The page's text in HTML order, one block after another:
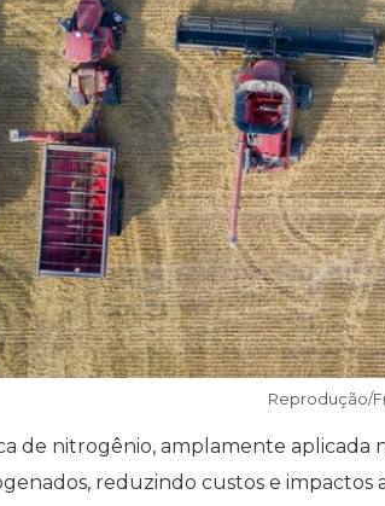
Reprodução/
de nitrogênio, amplamente aplicada
reduzindo custos e impactos